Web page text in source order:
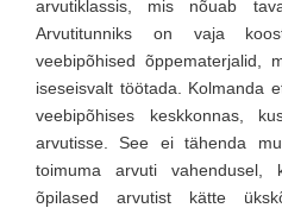
arvutiklassis, mis nõuab
Arvutitunniks on vaja
veebipõhised õppematerjalid,
iseseisvalt töötada. Kolmanda
veebipõhises keskkonnas,
arvutisse. See ei tähenda
toimuma arvuti vahendusel,
õpilased arvutist kätte